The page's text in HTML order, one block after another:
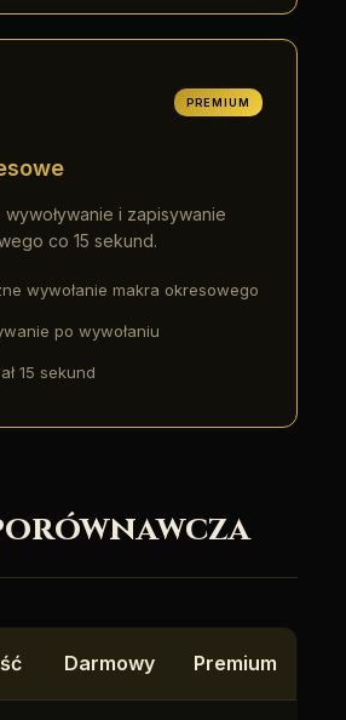
PREMIUM
i zapisywanie
co 15 sekund.
wywołanie makra okresowego
po wywołaniu
15 sekund
Darmowy Premium